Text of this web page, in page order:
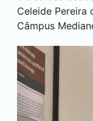
Celeide Pereira
Câmpus